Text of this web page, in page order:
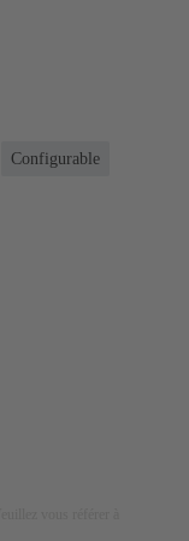
Configurable